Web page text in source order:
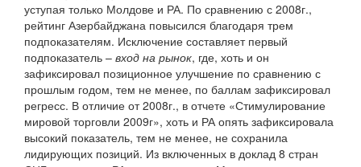
уступая только Молдове и РА. По сравнению с 2008г.,
рейтинг Азербайджана повысился благодаря трем
подпоказателям. Исключение составляет первый
подпоказатель – вход на рынок, где, хоть и он
зафиксировал позиционное улучшение по сравнению с
прошлым годом, тем не менее, по баллам зафиксировал
регресс. В отличие от 2008г., в отчете «Стимулирование
мировой торговли 2009г», хоть и РА опять зафиксировала
высокий показатель, тем не менее, не сохранила
лидирующих позиций. Из включенных в доклад 8 стран